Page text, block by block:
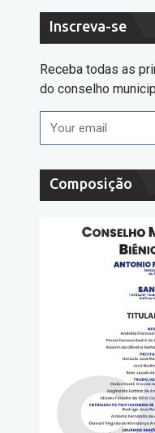
Inscreva-se
Receba todas as
do conselho
Composição